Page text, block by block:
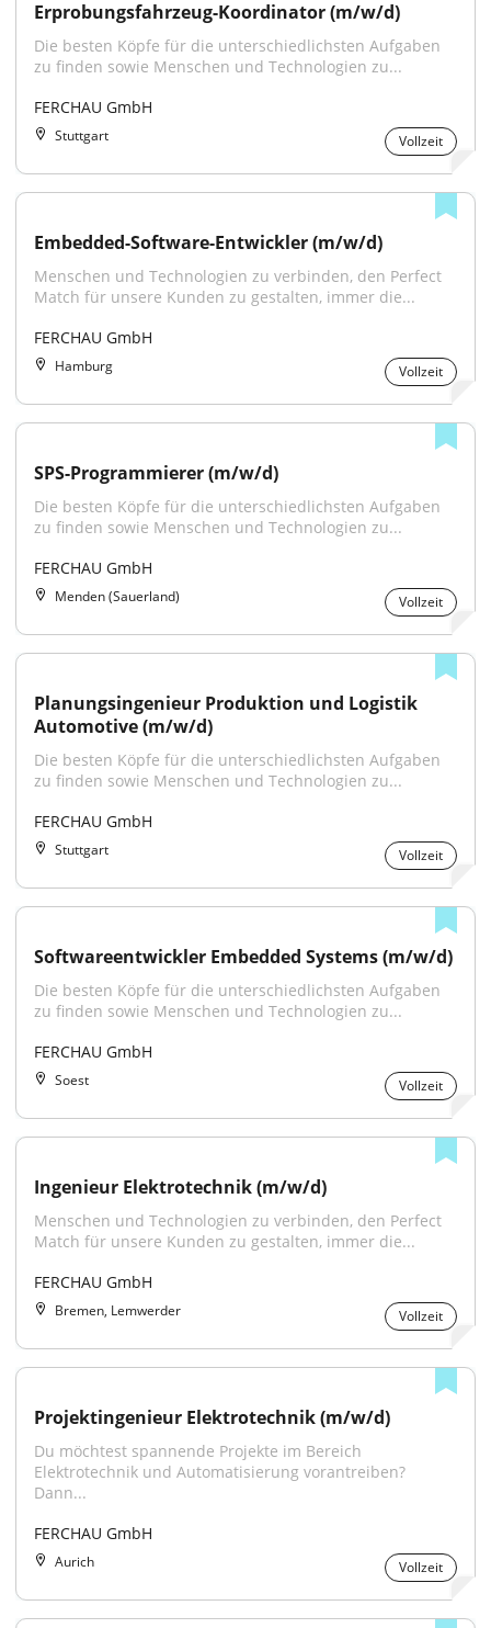
Erprobungsfahrzeug-Koordinator (m/w/d)
Die besten Köpfe für die unterschiedlichsten Aufgaben
zu finden sowie Menschen und Technologien zu...
FERCHAU GmbH
Stuttgart Vollzeit
Embedded-Software-Entwickler (m/w/d)
Menschen und Technologien zu verbinden, den Perfect
Match für unsere Kunden zu gestalten, immer die...
FERCHAU GmbH
Hamburg Vollzeit
SPS-Programmierer (m/w/d)
Die besten Köpfe für die unterschiedlichsten Aufgaben
zu finden sowie Menschen und Technologien zu...
FERCHAU GmbH
Menden (Sauerland) Vollzeit
Planungsingenieur Produktion und Logistik
Automotive (m/w/d)
Die besten Köpfe für die unterschiedlichsten Aufgaben
zu finden sowie Menschen und Technologien zu...
FERCHAU GmbH
Stuttgart Vollzeit
Softwareentwickler Embedded Systems (m/w/d)
Die besten Köpfe für die unterschiedlichsten Aufgaben
zu finden sowie Menschen und Technologien zu...
FERCHAU GmbH
Soest Vollzeit
Ingenieur Elektrotechnik (m/w/d)
Menschen und Technologien zu verbinden, den Perfect
Match für unsere Kunden zu gestalten, immer die...
FERCHAU GmbH
Bremen, Lemwerder Vollzeit
Projektingenieur Elektrotechnik (m/w/d)
Du möchtest spannende Projekte im Bereich
Elektrotechnik und Automatisierung vorantreiben?
Dann...
FERCHAU GmbH
Aurich Vollzeit